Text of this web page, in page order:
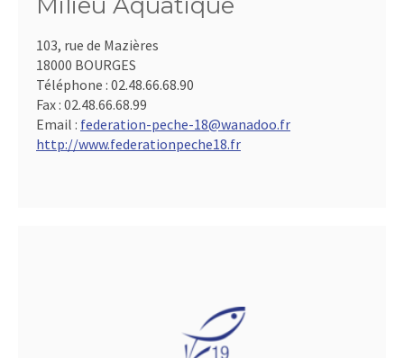
103, rue de Mazières
18000 BOURGES
Téléphone : 02.48.66.68.90
Fax : 02.48.66.68.99
Email : federation-peche-18@wanadoo.fr
http://www.federationpeche18.fr